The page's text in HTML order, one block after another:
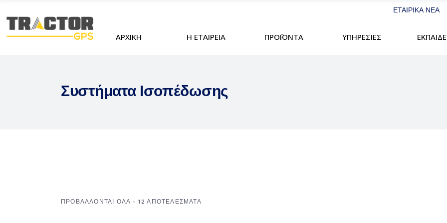
ΕΤΑΙΡΙΚΑ ΝΕΑ
ΑΡΧΙΚΗ Η ΕΤΑΙΡΕΙΑ ΠΡΟΪΟΝΤΑ ΥΠΗΡΕΣΙΕΣ
Συστήματα Ισοπέδωσης
ΠΡΟΒΑΛΛΟΝΤΑΙ ΟΛΑ - 12 ΑΠΟΤΕΛΕΣΜΑΤΑSORTED